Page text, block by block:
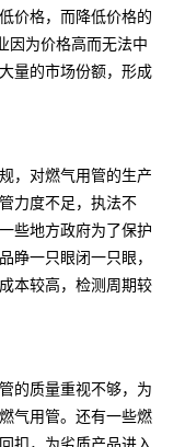
价格，而降低价格的
因为价格高而无法中
量的市场份额，形成
，对燃气用管的生产
力度不足，执法不
些地方政府为了保护
睁一只眼闭一只眼，
本较高，检测周期较
的质量重视不够，为
气用管。还有一些燃
扣，为劣质产品进入